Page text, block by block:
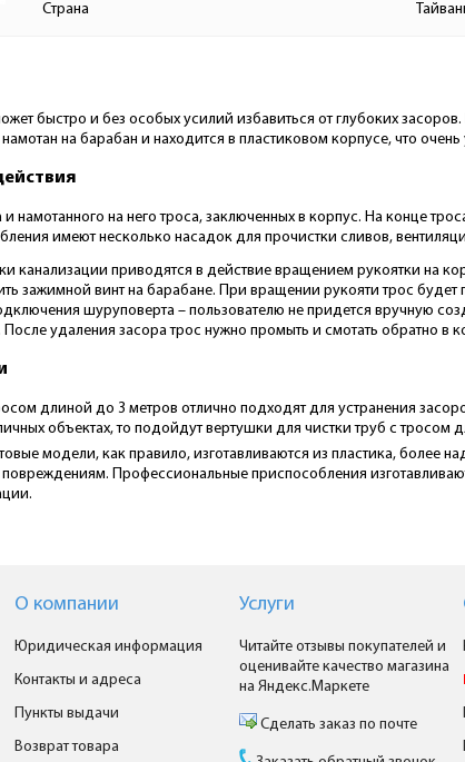
Страна
быстро и без особых усилий избавиться от глубоких
на барабан и находится в пластиковом корпусе, что
намотанного на него троса, заключенных в корпус. На конце
имеют несколько насадок для прочистки сливов,
канализации приводятся в действие вращением рукоятки на
зажимной винт на барабане. При вращении рукояти трос
шуруповерта – пользователю не придется вручную
удаления засора трос нужно промыть и смотать обратно в
длиной до 3 метров отлично подходят для устранения
объектах, то подойдут вертушки для чистки труб с тросом
модели, как правило, изготавливаются из пластика, более
Профессиональные приспособления
О компании
Юридическая информация
Контакты и адреса
Пункты выдачи
Возврат товара
Услуги
Читайте отзывы покупателей и
оценивайте качество магазина
на Яндекс.Маркете
Сделать заказ по почте